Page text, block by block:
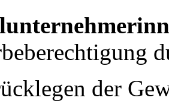
der